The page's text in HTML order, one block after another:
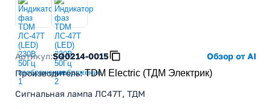
Артикул:SQ0214-0015
Обзор от AI
Производитель:TDM Electric (ТДМ Электрик)
Сигнальная лампа ЛС47Т, ТДМ